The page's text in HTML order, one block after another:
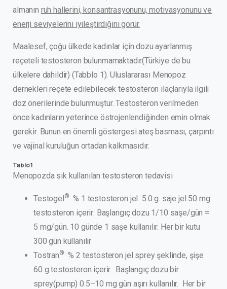
almanın ruh hallerini, konsantrasyonunu, motivasyonunu ve
enerji seviyelerini iyileştirdiğini görür.
Maalesef, çoğu ülkede kadınlar için dozu ayarlanmış
reçeteli testosteron bulunmamaktadır(Türkiye de bu
ülkelere dahildir) (Tabblo 1). Uluslararası Menopoz
dernekleri reçete edilebilecek testosteron ilaçlarıyla ilgili
doz önerilerinde bulunmuştur. Testosteron verilmeden
önce kadınların yeterince östrojenlendiğinden emin olmak
gerekir. Bunun en önemli göstergesi ateş basması, çarpıntı
ve vajinal kuruluğun ortadan kalkmasıdır.
Tablo 1
Menopozda sık kullanılan testosteron tedavisi
Testogel® % 1 testosteron jel 5.0 g. saje jel 50 mg
testosteron içerir: Başlangıç dozu 1/10 saşe/gün =
5 mg/gün. 10 günde 1 saşe kullanılır. Her bir kutu
300 gün kullanılır
Tostran® % 2 testosteron jel sprey şeklinde, şişe
60 g testosteron içerir. Başlangıç dozu bir
sprey(pump) 0.5–10 mg gün aşırı kullanılır. Her bir